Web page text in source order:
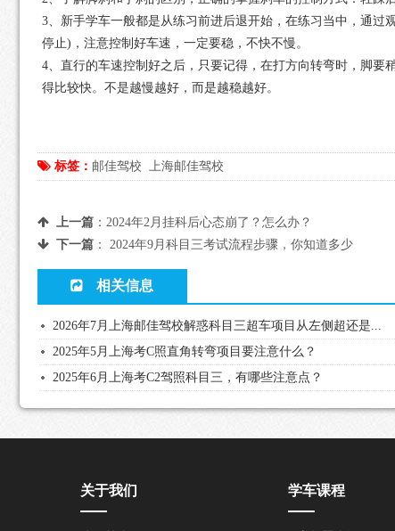
3、新手学车一般都是从练习前进后退开始，在练习当中，通
停止)，注意控制好车速，一定要稳，不快不慢。
4、直行的车速控制好之后，只要记得，在打方向转弯时，脚
得比较快。不是越慢越好，而是越稳越好。
标签： 邮佳驾校 上海邮佳驾校
上一篇： 2024年2月挂科后心态崩了？怎么办？
下一篇： 2024年9月科目三考试流程步骤，你知道多少
相关信息
2026年7月上海邮佳驾校解惑科目三超车项目从左侧超还是...
2025年5月上海考C照直角转弯项目要注意什么？
2025年6月上海考C2驾照科目三，有哪些注意点？
关于我们 学车课程